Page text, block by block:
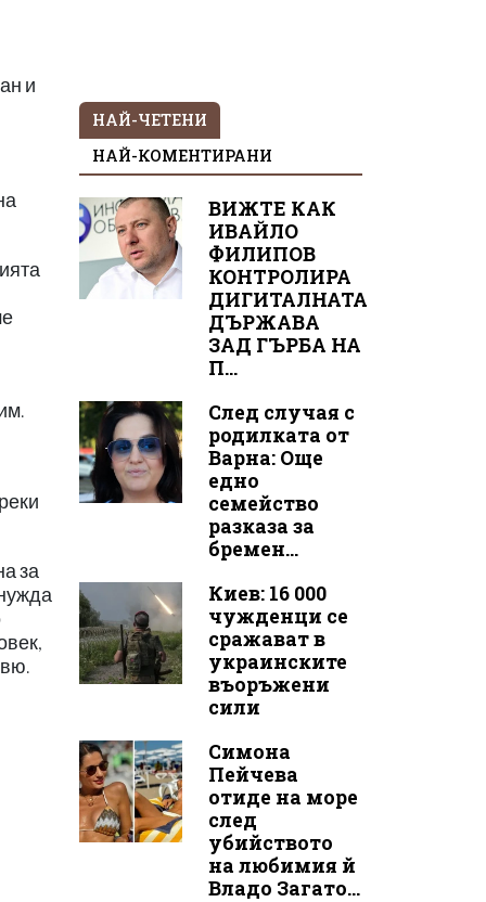
и
за
НАЙ-ЧЕТЕНИ
НАЙ-КОМЕНТИРАНИ
ВИЖТЕ КАК
ИВАЙЛО
ФИЛИПОВ
КОНТРОЛИРА
ДИГИТАЛНАТА
ДЪРЖАВА
ЗАД ГЪРБА НА
П...
След случая с
родилката от
Варна: Още
едно
семейство
разказа за
бремен...
Киев: 16 000
чужденци се
сражават в
украинските
въоръжени
сили
Симона
Пейчева
отиде на море
след
убийството
на любимия й
Владо Загато...